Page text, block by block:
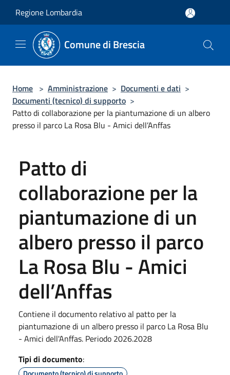
Regione Lombardia
Comune di Brescia
Home > Amministrazione > Documenti e dati >
Documenti (tecnico) di supporto >
Patto di collaborazione per la piantumazione di un albero
presso il parco La Rosa Blu - Amici dell’Anffas
Patto di
collaborazione per la
piantumazione di un
albero presso il parco
La Rosa Blu - Amici
dell’Anffas
Contiene il documento relativo al patto per la
piantumazione di un albero presso il parco La Rosa Blu
- Amici dell'Anffas. Periodo 2026.2028
Tipi di documento: